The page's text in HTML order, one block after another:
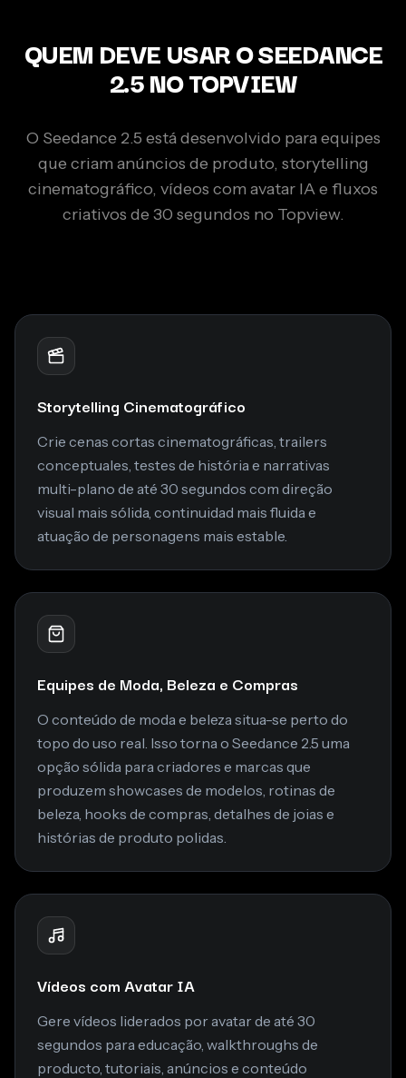
QUEM DEVE USAR O SEEDANCE
2.5 NO TOPVIEW
O Seedance 2.5 está desenvolvido para equipes
que criam anúncios de produto, storytelling
cinematográfico, vídeos com avatar IA e fluxos
criativos de 30 segundos no Topview.
Storytelling Cinematográfico
Crie cenas cortas cinematográficas, trailers
conceptuales, testes de história e narrativas
multi-plano de até 30 segundos com direção
visual mais sólida, continuidad mais fluida e
atuação de personagens mais estable.
Equipes de Moda, Beleza e Compras
O conteúdo de moda e beleza situa-se perto do
topo do uso real. Isso torna o Seedance 2.5 uma
opção sólida para criadores e marcas que
produzem showcases de modelos, rotinas de
beleza, hooks de compras, detalhes de joias e
histórias de produto polidas.
Vídeos com Avatar IA
Gere vídeos liderados por avatar de até 30
segundos para educação, walkthroughs de
producto, tutoriais, anúncios e conteúdo